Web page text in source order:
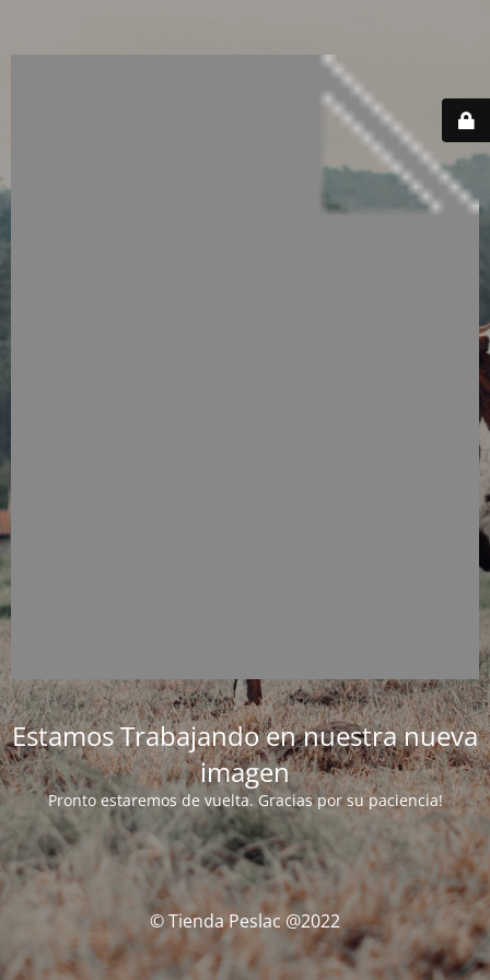
Estamos Trabajando en nuestra nueva
imagen
Pronto estaremos de vuelta. Gracias por su paciencia!
© Tienda Peslac @2022